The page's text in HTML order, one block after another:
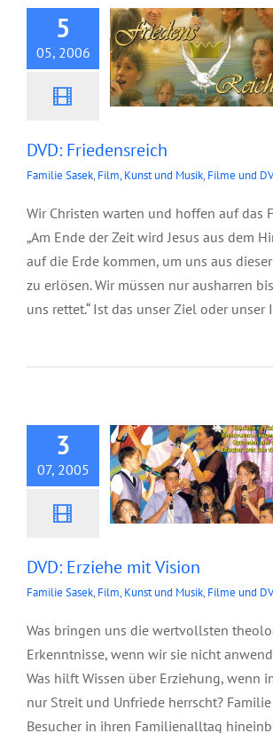
5
05, 2006
DVD: Friedensreich
Familie Sasek, Film, Kunst und Musik, Filme und
Wir Christen warten und hoffen auf das
„Am Ende der Zeit wird Jesus aus dem
auf die Erde kommen, um uns aus
zu erlösen. Wir müssen nur ausharren
uns rettet.“ Ist das unser Ziel oder unser
3
07, 2005
DVD: Erziehe mit
DVD: Erziehe mit Vision
Familie Sasek, Film, Kunst und Musik, Filme und
Was bringen uns die wertvollsten
Erkenntnisse, wenn wir sie nicht
Was hilft Wissen über Erziehung, wenn
nur Streit und Unfriede herrscht?
Besucher in ihren Familienalltag